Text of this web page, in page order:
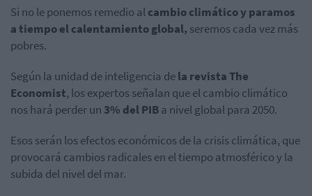
Si no le ponemos remedio alcambio climático y paramos
a tiempo el calentamiento global, seremos cada vez más
pobres.
Según la unidad de inteligencia dela revista The
Economist, los expertos señalan que el cambio climático
nos hará perder un 3% del PIBa nivel global para 2050.
Esos serán los efectos económicos de la crisis climática, que
provocará cambios radicales en el tiempo atmosférico y la
subida del nivel del mar.